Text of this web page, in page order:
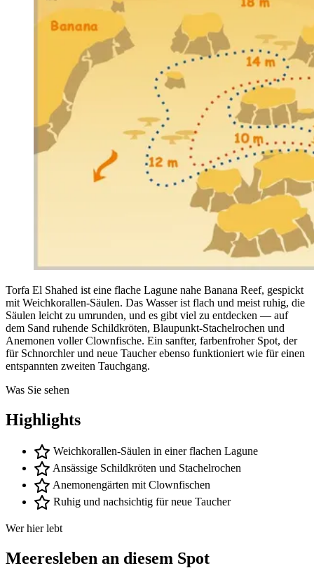
Torfa El Shahed ist eine flache Lagune nahe Banana Reef, gespickt
mit Weichkorallen-Säulen. Das Wasser ist flach und meist ruhig, die
Säulen leicht zu umrunden, und es gibt viel zu entdecken — auf
dem Sand ruhende Schildkröten, Blaupunkt-Stachelrochen und
Anemonen voller Clownfische. Ein sanfter, farbenfroher Spot, der
für Schnorchler und neue Taucher ebenso funktioniert wie für einen
entspannten zweiten Tauchgang.
Was Sie sehen
Highlights
Weichkorallen-Säulen in einer flachen Lagune
Ansässige Schildkröten und Stachelrochen
Anemonengärten mit Clownfischen
Ruhig und nachsichtig für neue Taucher
Wer hier lebt
Meeresleben an diesem Spot